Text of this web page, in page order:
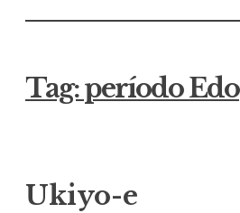
Tag:período Edo
Ukiyo-e